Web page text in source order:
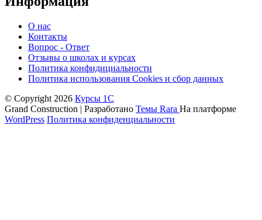
О нас
Контакты
Вопрос - Ответ
Отзывы о школах и курсах
Политика конфидициальности
Политика использования Cookies и сбор данных
© Copyright 2026 Курсы 1С
Grand Construction | Разработано Темы Rara На платформе
WordPress Политика конфиденциальности